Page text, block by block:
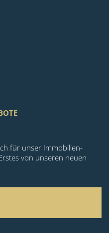
für unser Immobilien-
von unseren neuen